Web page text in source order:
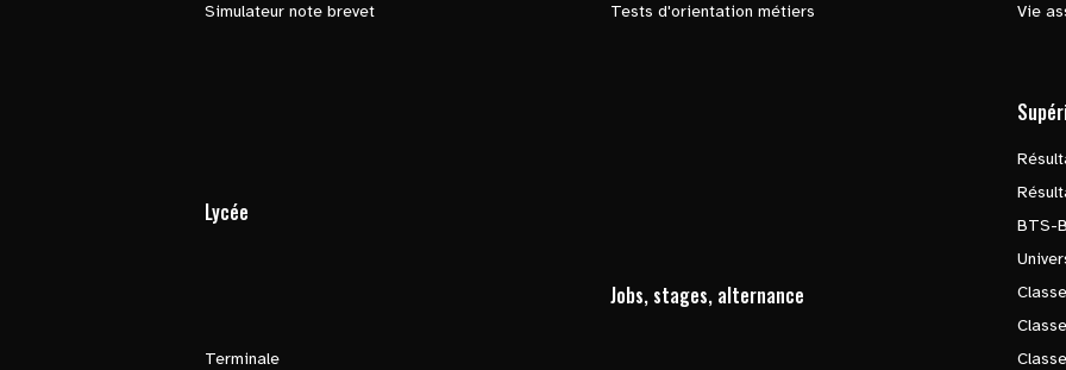
Simulateur note brevet
Tests d'orientation métiers
Vie
Lycée
Terminale
Jobs, stages, alternance
BTS-